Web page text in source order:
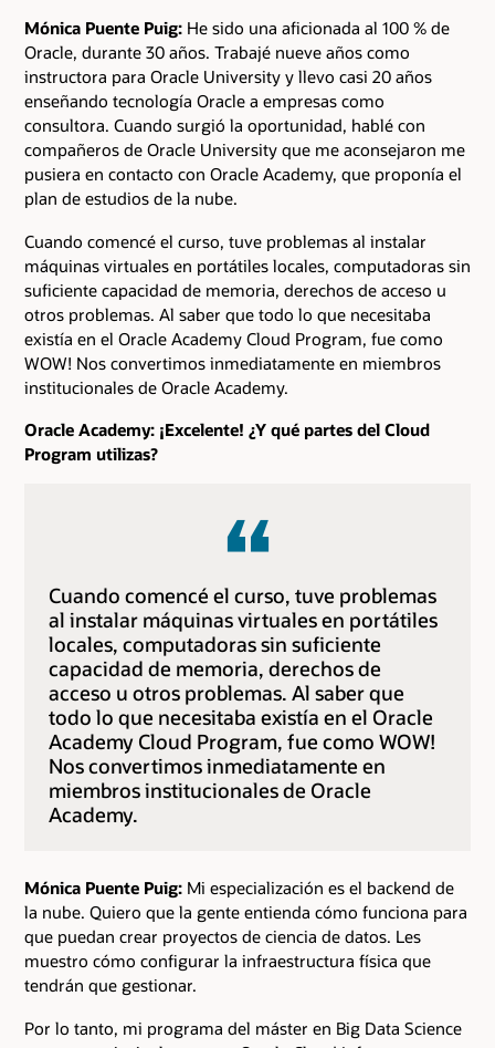
Mónica Puente Puig: He sido una aficionada al 100 % de
Oracle, durante 30 años. Trabajé nueve años como
instructora para Oracle University y llevo casi 20 años
enseñando tecnología Oracle a empresas como
consultora. Cuando surgió la oportunidad, hablé con
compañeros de Oracle University que me aconsejaron me
pusiera en contacto con Oracle Academy, que proponía el
plan de estudios de la nube.
Cuando comencé el curso, tuve problemas al instalar
máquinas virtuales en portátiles locales, computadoras sin
suficiente capacidad de memoria, derechos de acceso u
otros problemas. Al saber que todo lo que necesitaba
existía en el Oracle Academy Cloud Program, fue como
WOW! Nos convertimos inmediatamente en miembros
institucionales de Oracle Academy.
Oracle Academy: ¡Excelente! ¿Y qué partes del Cloud
Program utilizas?
Cuando comencé el curso, tuve problemas
al instalar máquinas virtuales en portátiles
locales, computadoras sin suficiente
capacidad de memoria, derechos de
acceso u otros problemas. Al saber que
todo lo que necesitaba existía en el Oracle
Academy Cloud Program, fue como WOW!
Nos convertimos inmediatamente en
miembros institucionales de Oracle
Academy.
Mónica Puente Puig: Mi especialización es el backend de
la nube. Quiero que la gente entienda cómo funciona para
que puedan crear proyectos de ciencia de datos. Les
muestro cómo configurar la infraestructura física que
tendrán que gestionar.
Por lo tanto, mi programa del máster en Big Data Science